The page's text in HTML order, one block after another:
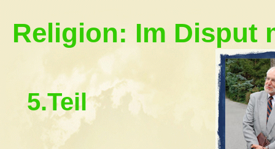
Religion: Im Disput
5.Teil